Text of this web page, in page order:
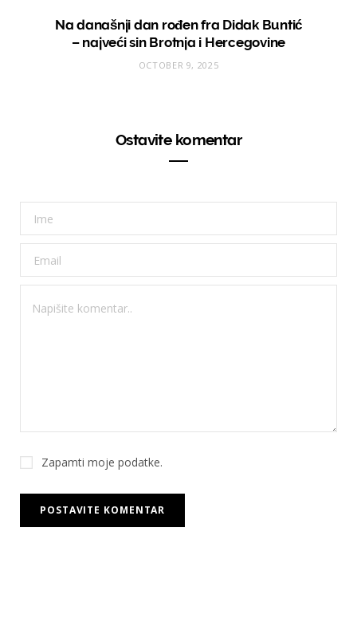
Na današnji dan rođen fra Didak Buntić
– najveći sin Brotnja i Hercegovine
OCTOBER 9, 2025
Ostavite komentar
Zapamti moje podatke.